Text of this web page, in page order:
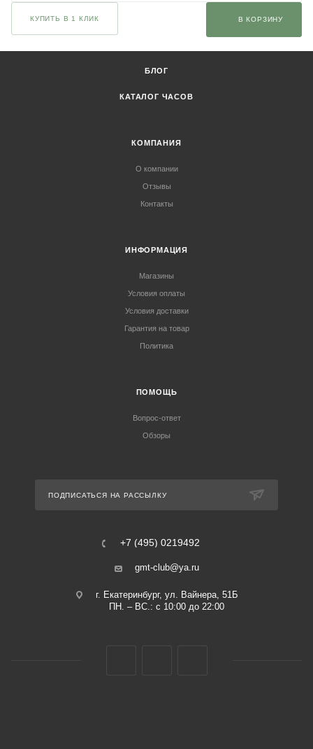
КУПИТЬ В 1 КЛИК В КОРЗИНУ
БЛОГ
КАТАЛОГ ЧАСОВ
КОМПАНИЯ
О компании
Отзывы
Контакты
ИНФОРМАЦИЯ
Магазины
Условия оплаты
Условия доставки
Гарантия на товар
Политика
ПОМОЩЬ
Вопрос-ответ
Обзоры
ПОДПИСАТЬСЯ НА РАССЫЛКУ
+7 (495) 0219492
gmt-club@ya.ru
г. Екатеринбург, ул. Вайнера, 51Б
ПН. – ВС.: с 10:00 до 22:00